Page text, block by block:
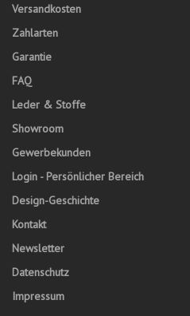
Versandkosten
Zahlarten
Garantie
FAQ
Leder & Stoffe
Showroom
Gewerbekunden
Login - Persönlicher Bereich
Design-Geschichte
Kontakt
Newsletter
Datenschutz
Impressum